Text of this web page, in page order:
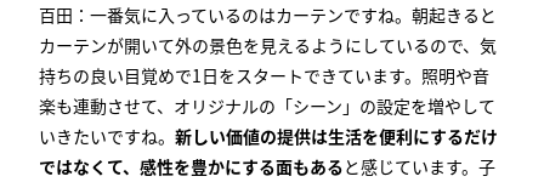
百田：一番気に入っているのはカーテンですね。朝起きると
カーテンが開いて外の景色を見えるようにしているので、気
持ちの良い目覚めで1 日をスタートできています。照明や音
楽も連動させて、オリジナルの「シーン」の設定を増やして
いきたいですね。 新しい価値の提供は生活を便利にするだけ
ではなくて、感性を豊かにする面もあると感じています。子